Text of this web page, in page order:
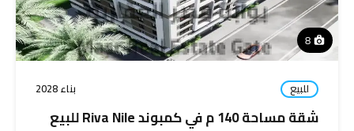
8
للبيع بناء 2028
شقة مساحة 140 م في كمبوند Riva Nile للبيع